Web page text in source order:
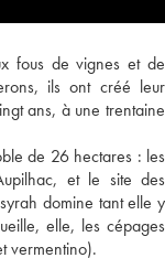
fous de vignes et de
ils ont créé leur
ans, à une trentaine
de 26 hectares : les
et le site des
domine tant elle y
elle, les cépages
vermentino).